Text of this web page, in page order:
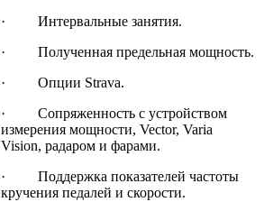
· Интервальные занятия.
· Полученная предельная мощность.
· Опции Strava.
· Сопряженность с устройством
измерения мощности, Vector, Varia
Vision, радаром и фарами.
· Поддержка показателей частоты
кручения педалей и скорости.